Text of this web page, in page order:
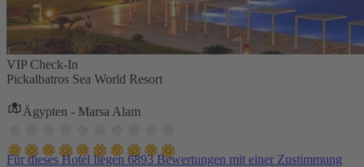
VIP Check-In
Pickalbatros Sea World Resort
Ägypten - Marsa Alam
Für dieses Hotel liegen 6893 Bewertungen mit einer Zustimmung